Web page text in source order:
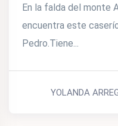
En la falda del monte
encuentra este
Pedro.Tiene...
YOLANDA